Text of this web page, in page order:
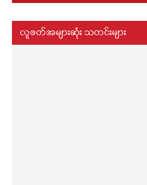
လူဖတ်အများဆုံး သတင်းများ